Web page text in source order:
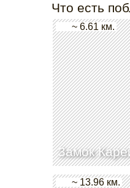
Что есть
Замок
~ 6.61 км.
~ 13.96 км.